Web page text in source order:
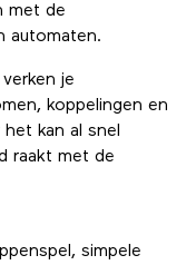
met de
automaten.
je
koppelingen en
kan al snel
raakt met de
simpele